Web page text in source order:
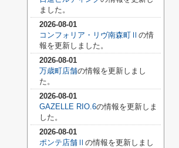
ました。
2026-08-01
コンフォリア・リヴ南森町Ⅱ の情
報を更新しました。
2026-08-01
万歳町店舗の情報を更新しまし
た。
2026-08-01
GAZELLE RIO.6の情報を更新しま
した。
2026-08-01
ポンテ店舗Ⅱ の情報を更新しまし